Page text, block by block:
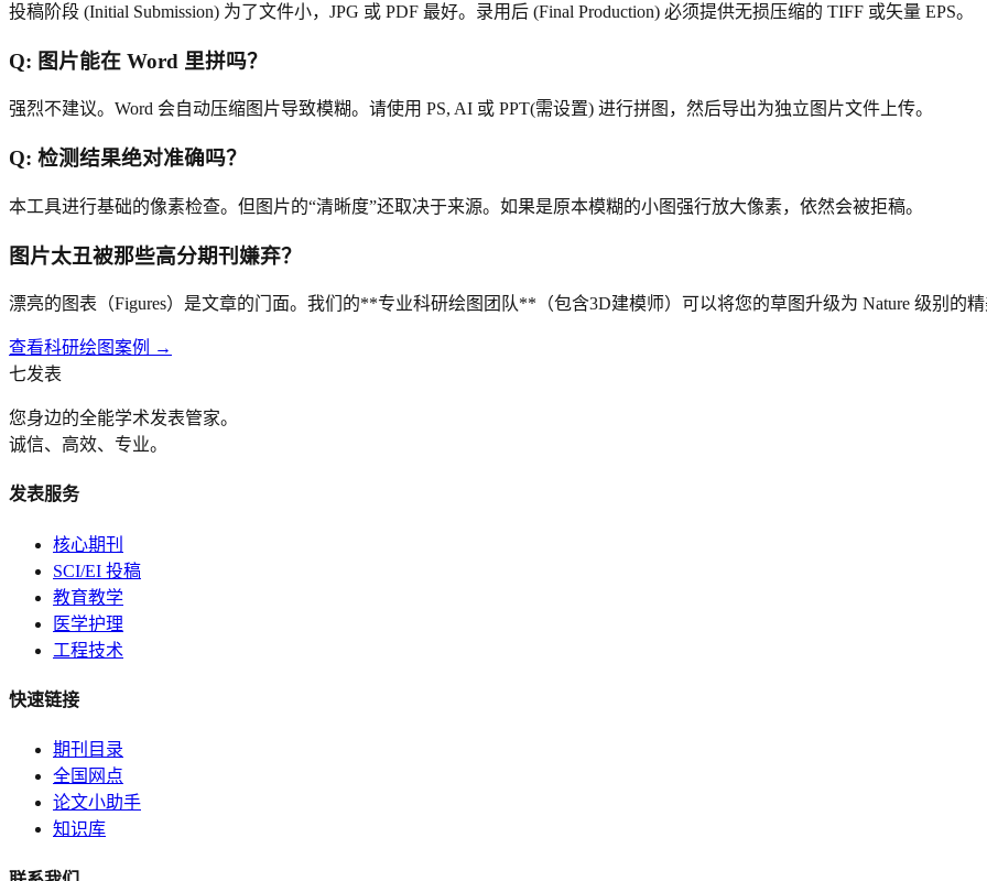
投稿阶段 (Initial Submission) 为了文件小，JPG 或 PDF 最好。录用后 (Final Production) 必须提供无损压缩的 TIFF 或矢量 EPS。
Q: 图片能在 Word 里拼吗？
强烈不建议。Word 会自动压缩图片导致模糊。请使用 PS, AI 或 PPT(需设置) 进行拼图，然后导出为独立图片文件上传。
Q: 检测结果绝对准确吗？
本工具进行基础的像素检查。但图片的“清晰度”还取决于来源。如果是原本模糊的小图强行放大像素，依然会被拒稿。
图片太丑被那些高分期刊嫌弃？
漂亮的图表（Figures）是文章的门面。我们的**专业科研绘图团队**（包含3D建模师）可以将您的草图升级为 Nature 级别的
查看科研绘图案例 →
七发表
您身边的全能学术发表管家。
诚信、高效、专业。
发表服务
核心期刊
SCI/EI 投稿
教育教学
医学护理
工程技术
快速链接
期刊目录
全国网点
论文小助手
知识库